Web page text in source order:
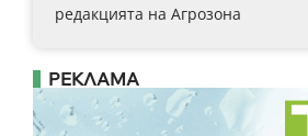
редакцията на Агрозона
РЕКЛАМА